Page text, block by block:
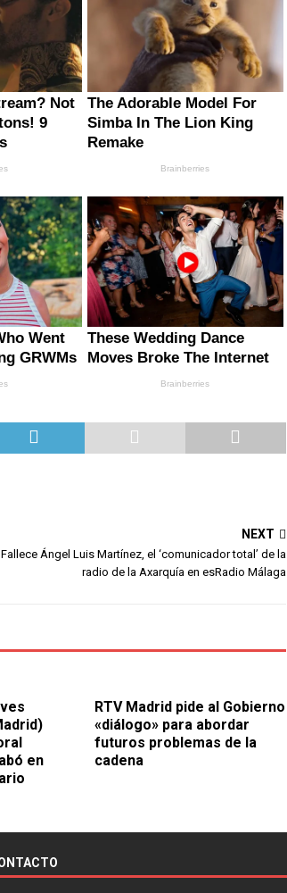
NEXT
Fallece Ángel Luis Martínez, el ‘comunicador total’ de la
radio de la Axarquía en esRadio Málaga
en
RTV Madrid pide al Gobierno
«diálogo» para abordar
futuros problemas de la
cadena